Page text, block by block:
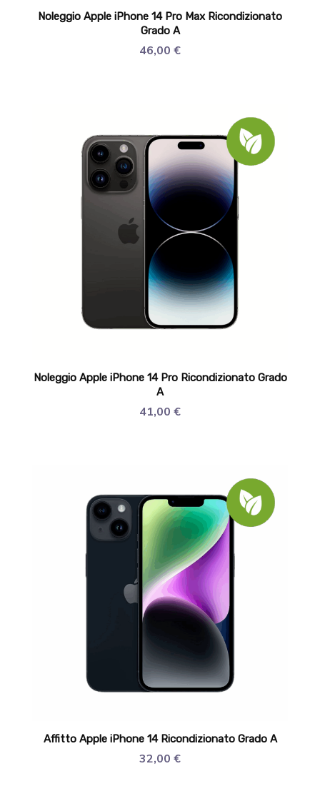
Noleggio Apple iPhone 14 Pro Max Ricondizionato
Grado A
46,00 €
Noleggio Apple iPhone 14 Pro Ricondizionato Grado
A
41,00 €
Affitto Apple iPhone 14 Ricondizionato Grado A
32,00 €